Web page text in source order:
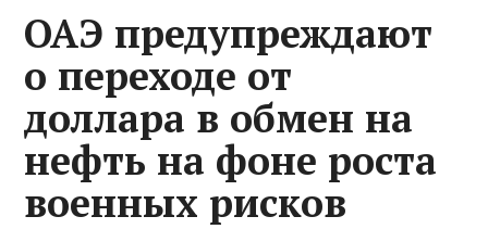
ОАЭ предупреждают
о переходе от
доллара в обмен на
нефть на фоне роста
военных рисков